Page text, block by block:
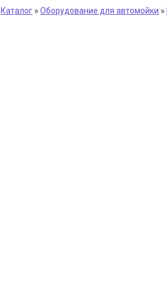
Каталог»Оборудование для автомойки »